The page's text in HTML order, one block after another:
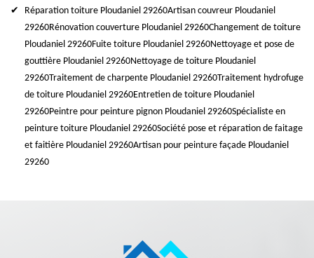
Réparation toiture Ploudaniel 29260Artisan couvreur Ploudaniel
29260Rénovation couverture Ploudaniel 29260Changement de toiture
Ploudaniel 29260Fuite toiture Ploudaniel 29260Nettoyage et pose de
gouttière Ploudaniel 29260Nettoyage de toiture Ploudaniel
29260Traitement de charpente Ploudaniel 29260Traitement hydrofuge
de toiture Ploudaniel 29260Entretien de toiture Ploudaniel
29260Peintre pour peinture pignon Ploudaniel 29260Spécialiste en
peinture toiture Ploudaniel 29260Société pose et réparation de faitage
et faitière Ploudaniel 29260Artisan pour peinture façade Ploudaniel
29260